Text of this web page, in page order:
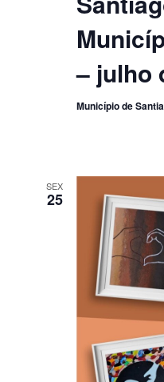
– julho
Município de
SEX
25